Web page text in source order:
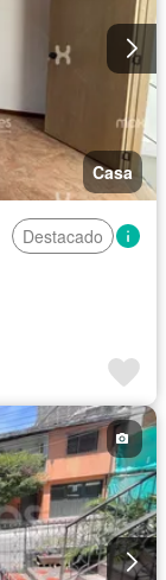
Casa
Destacado